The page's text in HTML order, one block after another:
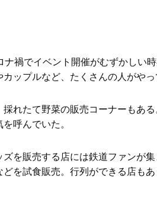
禍でイベント開催がむずかしい
ップルなど、たくさんの人がやっ
れたて野菜の販売コーナーもあ
呼んでいた。
を販売する店には鉄道ファンが
を試食販売。行列ができる店も